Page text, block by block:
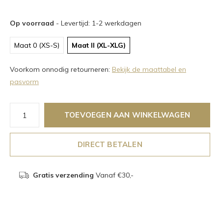
Op voorraad - Levertijd: 1-2 werkdagen
Maat 0 (XS-S) Maat II (XL-XLG)
Voorkom onnodig retourneren: Bekijk de maattabel en
pasvorm
TOEVOEGEN AAN WINKELWAGEN
DIRECT BETALEN
Gratis verzending Vanaf €30,-